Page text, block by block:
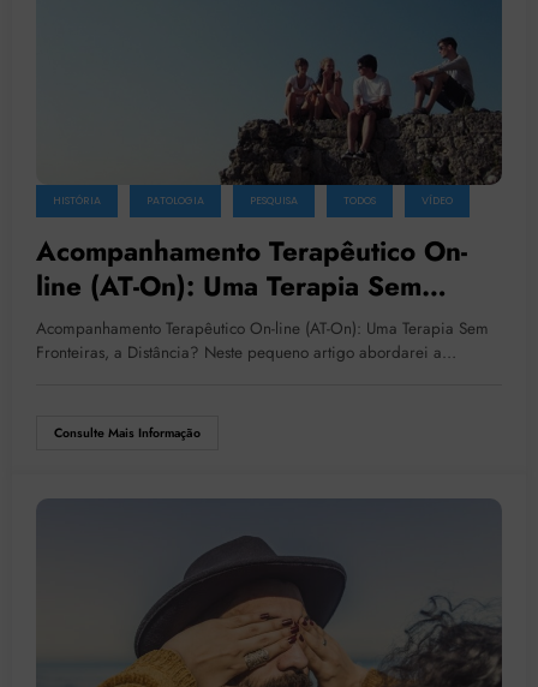
HISTÓRIA PATOLOGIA PESQUISA TODOS VÍDEO
Acompanhamento Terapêutico On-
line (AT-On): Uma Terapia Sem
Fronteiras, a Distância?
Acompanhamento Terapêutico On-line (AT-On): Uma Terapia Sem
Fronteiras, a Distância? Neste pequeno artigo abordarei a…
Consulte Mais Informação